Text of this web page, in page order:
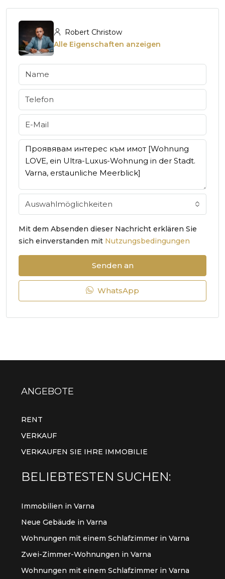
Robert Christow
Alle Eigenschaften anzeigen
Auswahlmöglichkeiten
Mit dem Absenden dieser Nachricht erklären Sie
sich einverstanden mit Nutzungsbedingungen
Senden an
WhatsApp
ANGEBOTE
RENT
VERKAUF
VERKAUFEN SIE IHRE IMMOBILIE
BELIEBTESTEN SUCHEN:
Immobilien in Varna
Neue Gebäude in Varna
Wohnungen mit einem Schlafzimmer in Varna
Zwei-Zimmer-Wohnungen in Varna
Wohnungen mit einem Schlafzimmer in Varna